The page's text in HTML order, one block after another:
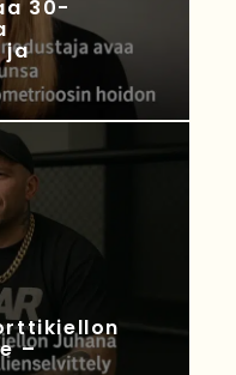
30-
ja
–